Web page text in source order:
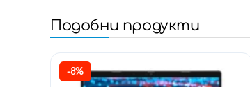
Подобни продукти
-8%